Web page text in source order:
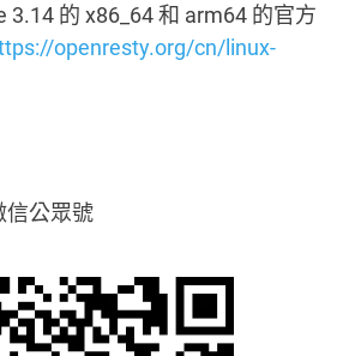
3.14 的 x86_64 和 arm64 的官方
openresty.org/cn/linux-
信公眾號